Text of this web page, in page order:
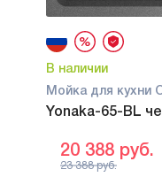
В наличии
Мойка для кухни
Yonaka-65-BL
20 388 руб.
23 388руб.